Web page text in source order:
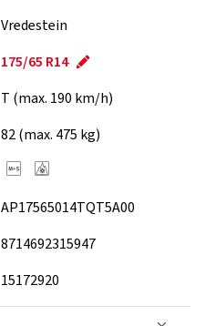
Vredestein
175/65 R14
T (max. 190 km/h)
82 (max. 475 kg)
AP17565014TQT5A00
8714692315947
15172920